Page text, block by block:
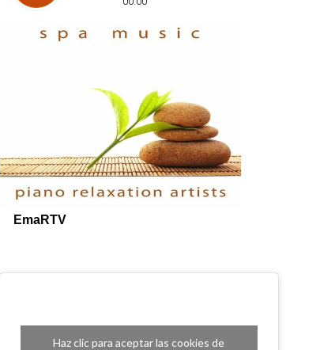
Haz clic para aceptar las cookies de